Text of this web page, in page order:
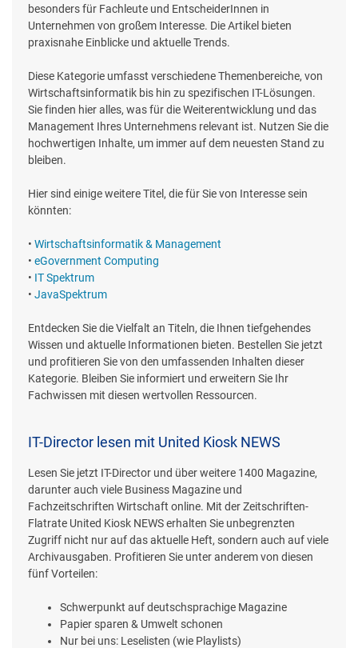
besonders für Fachleute und EntscheiderInnen in
Unternehmen von großem Interesse. Die Artikel bieten
praxisnahe Einblicke und aktuelle Trends.
Diese Kategorie umfasst verschiedene Themenbereiche, von
Wirtschaftsinformatik bis hin zu spezifischen IT-Lösungen.
Sie finden hier alles, was für die Weiterentwicklung und das
Management Ihres Unternehmens relevant ist. Nutzen Sie die
hochwertigen Inhalte, um immer auf dem neuesten Stand zu
bleiben.
Hier sind einige weitere Titel, die für Sie von Interesse sein
könnten:
• Wirtschaftsinformatik & Management
• eGovernment Computing
• IT Spektrum
• JavaSpektrum
Entdecken Sie die Vielfalt an Titeln, die Ihnen tiefgehendes
Wissen und aktuelle Informationen bieten. Bestellen Sie jetzt
und profitieren Sie von den umfassenden Inhalten dieser
Kategorie. Bleiben Sie informiert und erweitern Sie Ihr
Fachwissen mit diesen wertvollen Ressourcen.
IT-Director lesen mit United Kiosk NEWS
Lesen Sie jetzt IT-Director und über weitere 1400 Magazine,
darunter auch viele Business Magazine und
Fachzeitschriften Wirtschaft online. Mit der Zeitschriften-
Flatrate United Kiosk NEWS erhalten Sie unbegrenzten
Zugriff nicht nur auf das aktuelle Heft, sondern auch auf viele
Archivausgaben. Profitieren Sie unter anderem von diesen
fünf Vorteilen:
Schwerpunkt auf deutschsprachige Magazine
Papier sparen & Umwelt schonen
Nur bei uns: Leselisten (wie Playlists)